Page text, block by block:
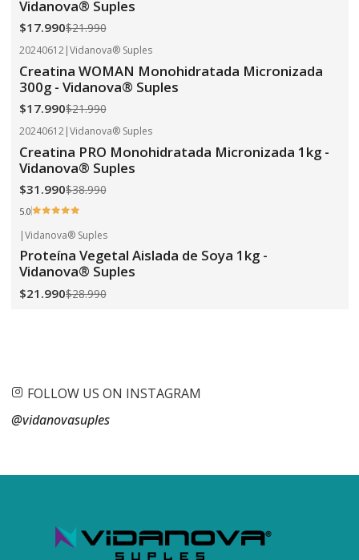
Vidanova® Suples
$17.990$21.990
-18% OFF
20240612|Vidanova® Suples
Creatina WOMAN Monohidratada Micronizada
300g - Vidanova® Suples
$17.990$21.990
-18% OFF
20240612|Vidanova® Suples
Creatina PRO Monohidratada Micronizada 1kg -
Vidanova® Suples
$31.990$38.990
5.0
-24% OFF
|Vidanova® Suples
Proteína Vegetal Aislada de Soya 1kg -
Vidanova® Suples
$21.990$28.990
FOLLOW US ON INSTAGRAM
@vidanovasuples